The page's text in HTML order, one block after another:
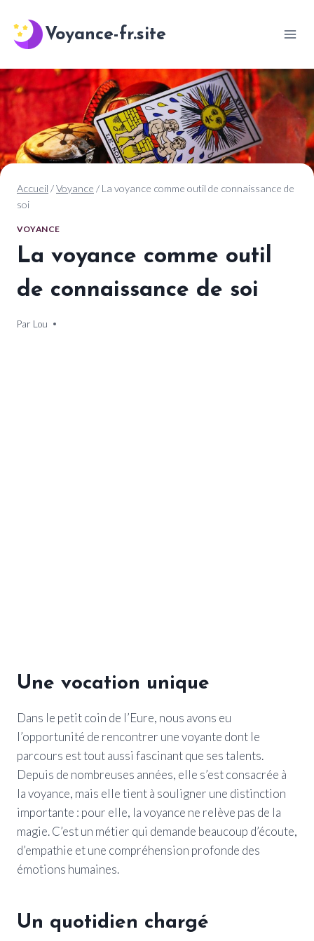
contenu
Voyance-fr.site
Accueil /Voyance / La voyance comme outil de connaissance de
soi
VOYANCE
La voyance comme outil
de connaissance de soi
Par Lou
9 janvier 2025
Une vocation unique
Dans le petit coin de l’Eure, nous avons eu
l’opportunité de rencontrer une voyante dont le
parcours est tout aussi fascinant que ses talents.
Depuis de nombreuses années, elle s’est consacrée à
la voyance, mais elle tient à souligner une distinction
importante : pour elle, la voyance ne relève pas de la
magie. C’est un métier qui demande beaucoup d’écoute,
d’empathie et une compréhension profonde des
émotions humaines.
Un quotidien chargé